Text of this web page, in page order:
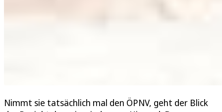
Nimmt sie tatsächlich mal den ÖPNV, geht der Blick